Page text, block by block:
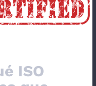
ISO dices que
La ISO 17100
ISO